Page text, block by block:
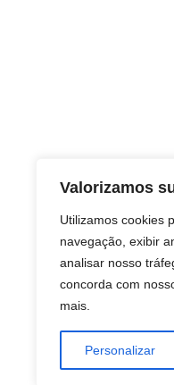
Valorizamos
Utilizamos cookies
navegação, exibir
analisar nosso
concorda com
mais.
Personalizar